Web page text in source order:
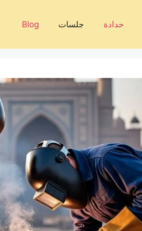
حدادة جلسات Blog